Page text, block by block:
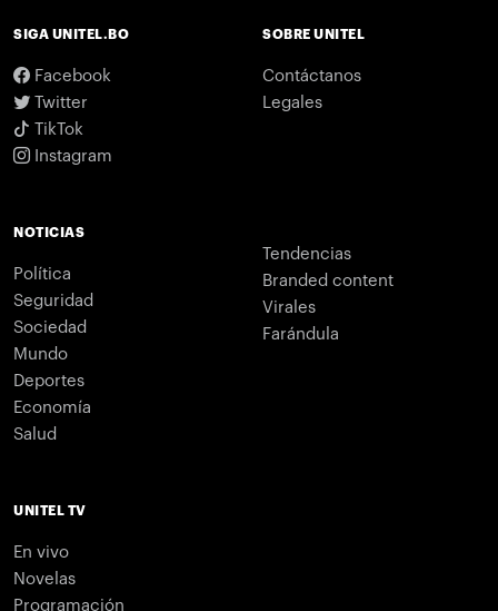
SIGA UNITEL.BO
Facebook
Twitter
TikTok
Instagram
SOBRE UNITEL
Contáctanos
Legales
NOTICIAS
Política
Seguridad
Sociedad
Mundo
Deportes
Economía
Salud
Tendencias
Branded content
Virales
Farándula
UNITEL TV
En vivo
Novelas
Programación